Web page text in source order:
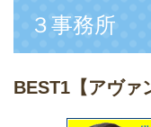
３事務所
BEST1 【アヴァ